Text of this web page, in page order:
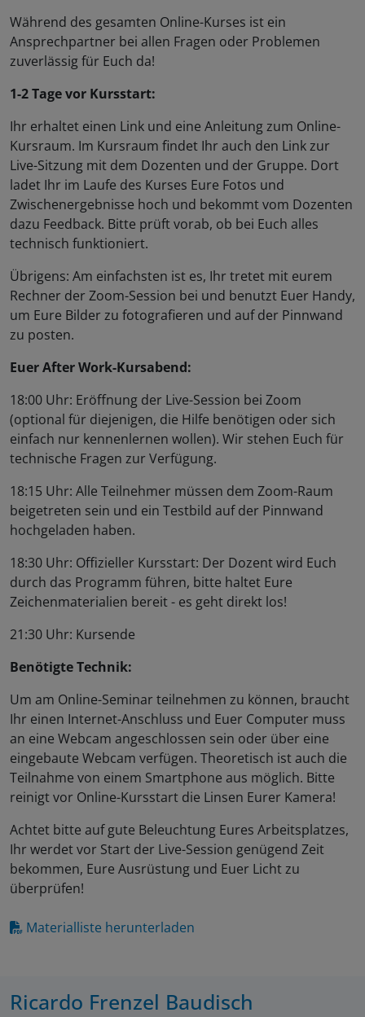
Während des gesamten Online-Kurses ist ein
Ansprechpartner bei allen Fragen oder Problemen
zuverlässig für Euch da!
1-2 Tage vor Kursstart:
Ihr erhaltet einen Link und eine Anleitung zum Online-
Kursraum. Im Kursraum findet Ihr auch den Link zur
Live-Sitzung mit dem Dozenten und der Gruppe. Dort
ladet Ihr im Laufe des Kurses Eure Fotos und
Zwischenergebnisse hoch und bekommt vom Dozenten
dazu Feedback. Bitte prüft vorab, ob bei Euch alles
technisch funktioniert.
Übrigens: Am einfachsten ist es, Ihr tretet mit eurem
Rechner der Zoom-Session bei und benutzt Euer Handy,
um Eure Bilder zu fotografieren und auf der Pinnwand
zu posten.
Euer After Work-Kursabend:
18:00 Uhr: Eröffnung der Live-Session bei Zoom
(optional für diejenigen, die Hilfe benötigen oder sich
einfach nur kennenlernen wollen). Wir stehen Euch für
technische Fragen zur Verfügung.
18:15 Uhr: Alle Teilnehmer müssen dem Zoom-Raum
beigetreten sein und ein Testbild auf der Pinnwand
hochgeladen haben.
18:30 Uhr: Offizieller Kursstart: Der Dozent wird Euch
durch das Programm führen, bitte haltet Eure
Zeichenmaterialien bereit - es geht direkt los!
21:30 Uhr: Kursende
Benötigte Technik:
Um am Online-Seminar teilnehmen zu können, braucht
Ihr einen Internet-Anschluss und Euer Computer muss
an eine Webcam angeschlossen sein oder über eine
eingebaute Webcam verfügen. Theoretisch ist auch die
Teilnahme von einem Smartphone aus möglich. Bitte
reinigt vor Online-Kursstart die Linsen Eurer Kamera!
Achtet bitte auf gute Beleuchtung Eures Arbeitsplatzes,
Ihr werdet vor Start der Live-Session genügend Zeit
bekommen, Eure Ausrüstung und Euer Licht zu
überprüfen!
Materialliste herunterladen
Ricardo Frenzel Baudisch